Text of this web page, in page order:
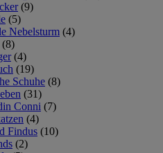
(9)
(5)
Nebelsturm (4)
(8)
(4)
(19)
Schuhe (8)
(31)
Conni (7)
(4)
Findus (10)
(2)